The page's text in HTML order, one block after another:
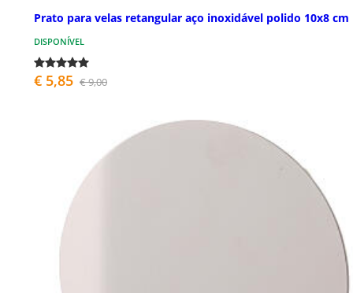
Prato para velas retangular aço inoxidável polido 10x8 cm
DISPONÍVEL
€ 5,85 € 9,00